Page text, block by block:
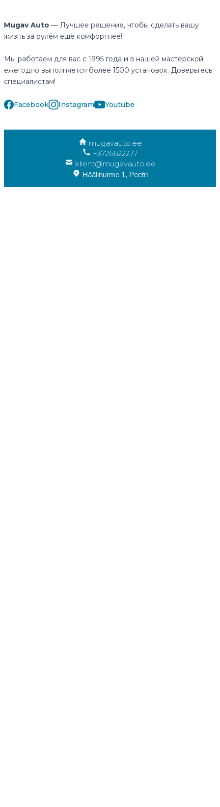
Mugav Auto — Лучшее решение, чтобы сделать вашу
жизнь за рулём ещё комфортнее!
Мы работаем для вас с 1995 года и в нашей мастерской
ежегодно выполняется более 1500 установок. Доверьтесь
специалистам!
Facebook Instagram Youtube
mugavauto.ee
+3726622277
klient@mugavauto.ee
Häälinurme 1, Peetri